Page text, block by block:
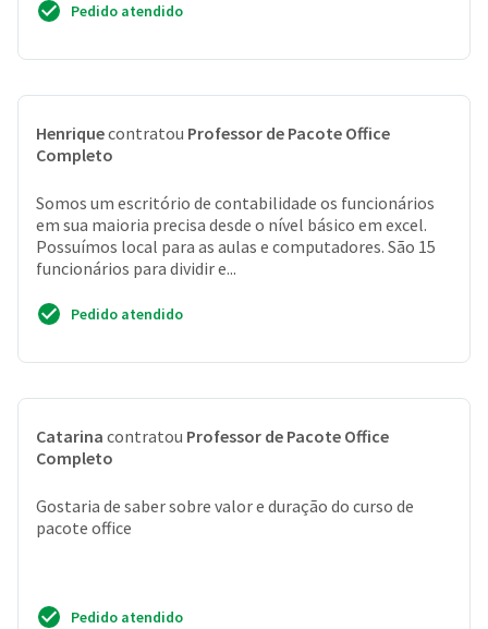
Pedido atendido
Henriquecontratou Professor de Pacote Office
Completo
Somos um escritório de contabilidade os funcionários
em sua maioria precisa desde o nível básico em excel.
Possuímos local para as aulas e computadores. São 15
funcionários para dividir e...
Pedido atendido
Catarina contratou Professor de Pacote Office
Completo
Gostaria de saber sobre valor e duração do curso de
pacote office
Pedido atendido